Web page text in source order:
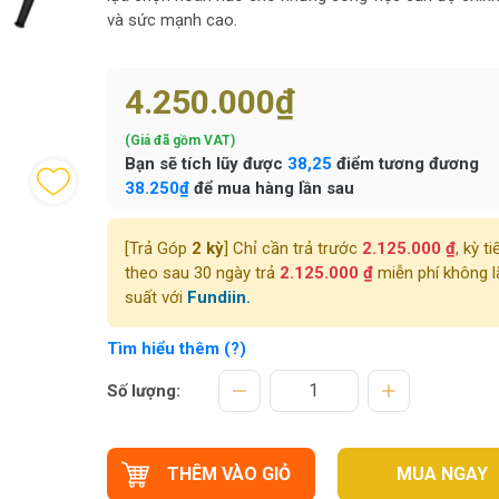
và sức mạnh cao.
4.250.000₫
(Giá đã gồm VAT)
Bạn sẽ tích lũy được 38,25 điểm tương đương
38.250₫để mua hàng lần sau
[Trả Góp 2 kỳ] Chỉ cần trả trước 2.125.000 ₫, kỳ
theo sau 30 ngày trả 2.125.000 ₫miễn phí không
suất với Fundiin.
Tìm hiểu thêm (?)
Số lượng:
THÊM VÀO GIỎ MUA NGAY